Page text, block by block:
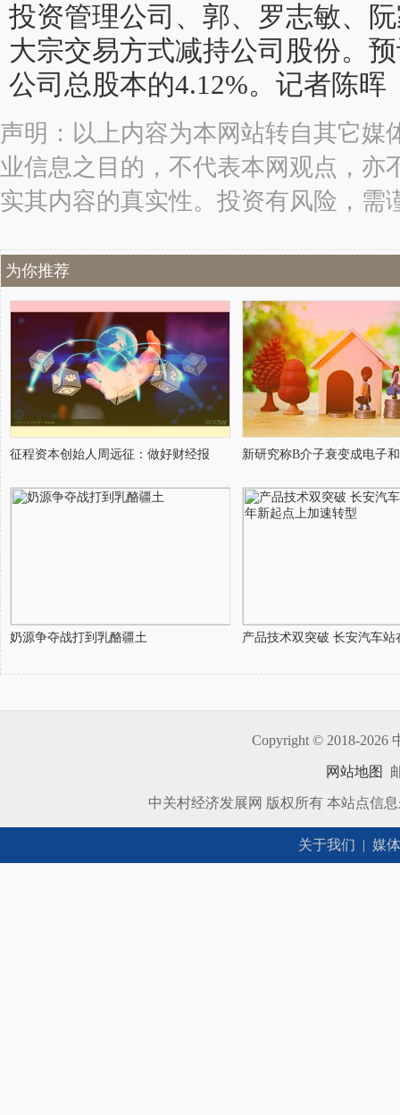
投资管理公司、郭、罗志敏、
大宗交易方式减持公司股份。
公司总股本的4.12%。记者陈晖
声明：以上内容为本网站转自其它媒
业信息之目的，不代表本网观点，亦
实其内容的真实性。投资有风险，需
为你推荐
征程资本创始人周远征：做好财经报 新研究称B介子衰变成电子
奶源争夺战打到乳酪疆土 产品技术双突破 长安汽车站
Copyright © 2018-2026
网站地图
中关村经济发展网 版权所有 本站点信
关于我们 | 媒